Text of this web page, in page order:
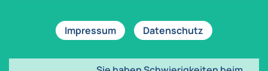
Impressum Datenschutz